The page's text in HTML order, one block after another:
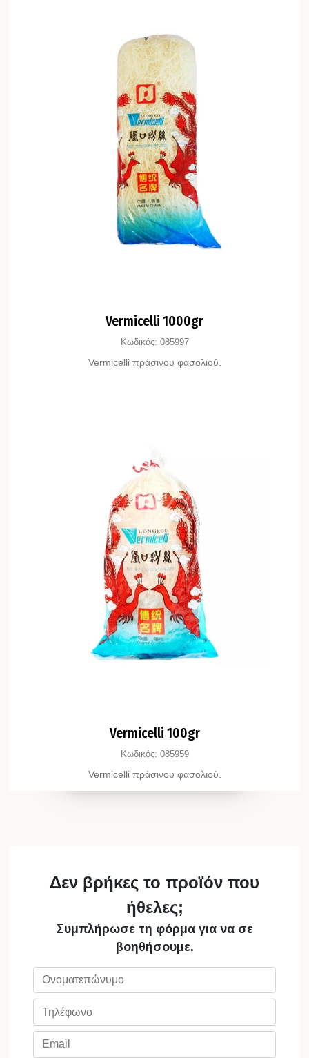
Vermicelli 1000gr
Κωδικός: 085997
Vermicelli πράσινου φασολιού.
Vermicelli 100gr
Κωδικός: 085959
Vermicelli πράσινου φασολιού.
Δεν βρήκες το προϊόν που
ήθελες;
Συμπλήρωσε τη φόρμα για να σε
βοηθήσουμε.